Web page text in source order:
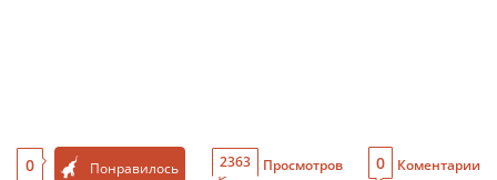
0 Понравилось 2363 Просмотров 0 Коментарии